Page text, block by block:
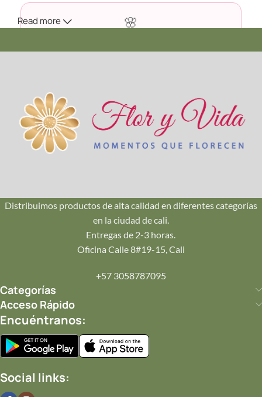
🌸
🚚
Envío en Cali
💌
Tu Mensaje
Incluye una tarjeta personalizada con tu mensaje impreso
Completa tu Regalo
Read more
Distribuimos productos de alta calidad en diferentes categorías
en la ciudad de cali.
Entregas de 2-3 horas.
Oficina Calle 8#19-15, Cali
+57 3058787095
Categorías
Acceso Rápido
Encuéntranos:
Social links: